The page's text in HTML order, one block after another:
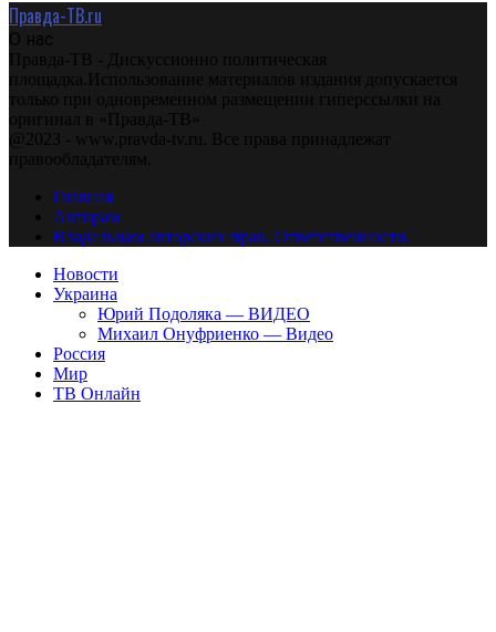
Правда-ТВ.ru
О нас
Правда-ТВ - Дискуссионно политическая
площадка.Использование материалов издания допускается
только при одновременном размещении гиперссылки на
оригинал в «Правда-ТВ»
@2023 - www.pravda-tv.ru. Все права принадлежат
правообладателям.
Главная
Авторам
Владельцам авторских прав. Ответственности.
Новости
Украина
Юрий Подоляка — ВИДЕО
Михаил Онуфриенко — Видео
Россия
Мир
ТВ Онлайн